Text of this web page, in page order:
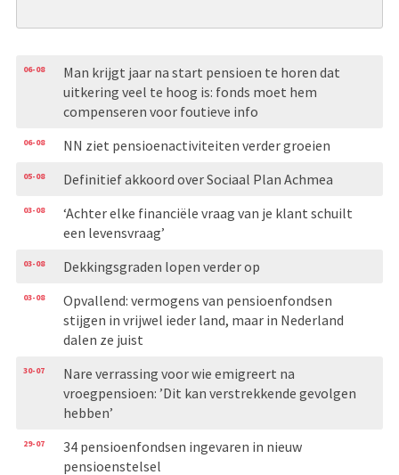
06-08
Man krijgt jaar na start pensioen te horen dat
uitkering veel te hoog is: fonds moet hem
compenseren voor foutieve info
06-08 NN ziet pensioenactiviteiten verder groeien
05-08 Definitief akkoord over Sociaal Plan Achmea
03-08
‘Achter elke financiële vraag van je klant schuilt
een levensvraag’
03-08 Dekkingsgraden lopen verder op
03-08
Opvallend: vermogens van pensioenfondsen
stijgen in vrijwel ieder land, maar in Nederland
dalen ze juist
30-07
Nare verrassing voor wie emigreert na
vroegpensioen: ’Dit kan verstrekkende gevolgen
hebben’
29-07
34 pensioenfondsen ingevaren in nieuw
pensioenstelsel